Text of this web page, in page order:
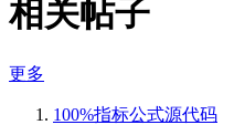
相关帖子
更多
100%指标公式源代码